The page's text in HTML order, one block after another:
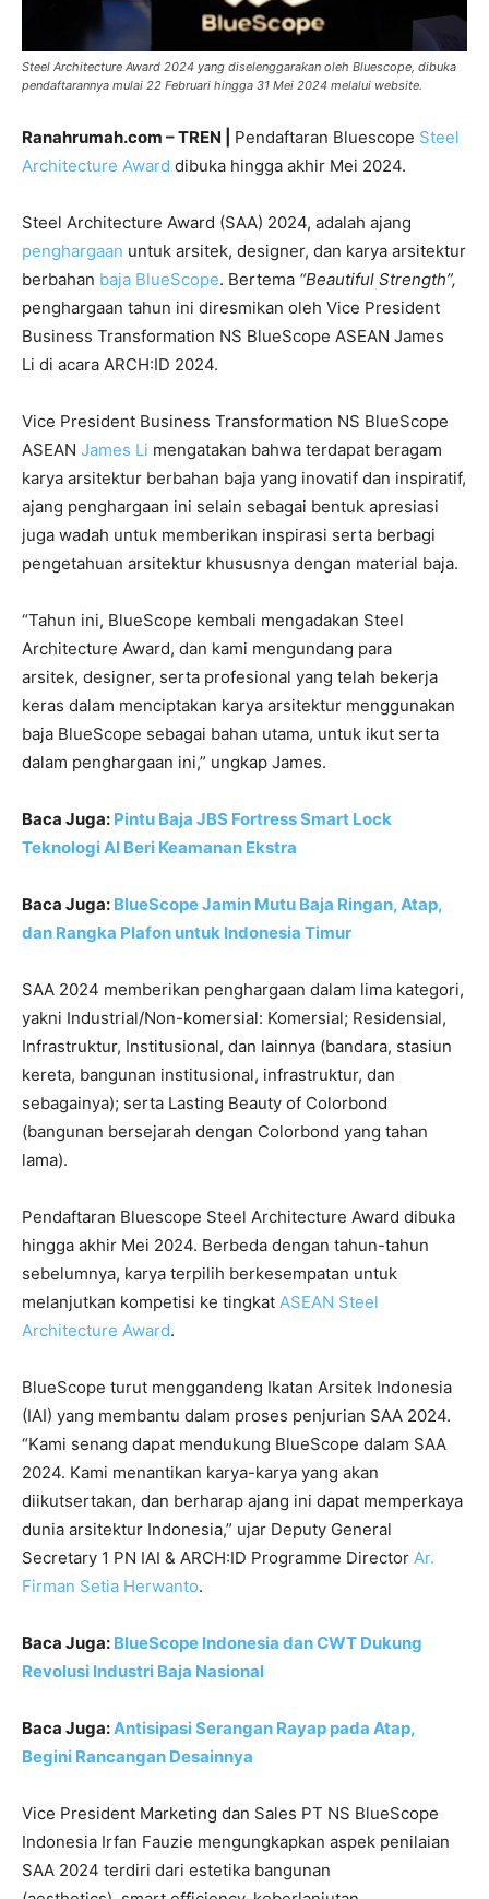
Steel Architecture Award 2024 yang diselenggarakan oleh Bluescope, dibuka
pendaftarannya mulai 22 Februari hingga 31 Mei 2024 melalui website.
Ranahrumah.com – TREN | Pendaftaran Bluescope Steel
Architecture Award dibuka hingga akhir Mei 2024.
Steel Architecture Award (SAA) 2024, adalah ajang
penghargaan untuk arsitek, designer, dan karya arsitektur
berbahan baja BlueScope. Bertema “Beautiful Strength”,
penghargaan tahun ini diresmikan oleh Vice President
Business Transformation NS BlueScope ASEAN James
Li di acara ARCH:ID 2024.
Vice President Business Transformation NS BlueScope
ASEAN James Li mengatakan bahwa terdapat beragam
karya arsitektur berbahan baja yang inovatif dan inspiratif,
ajang penghargaan ini selain sebagai bentuk apresiasi
juga wadah untuk memberikan inspirasi serta berbagi
pengetahuan arsitektur khususnya dengan material baja.
“Tahun ini, BlueScope kembali mengadakan Steel
Architecture Award, dan kami mengundang para
arsitek, designer, serta profesional yang telah bekerja
keras dalam menciptakan karya arsitektur menggunakan
baja BlueScope sebagai bahan utama, untuk ikut serta
dalam penghargaan ini,” ungkap James.
Baca Juga: Pintu Baja JBS Fortress Smart Lock
Teknologi AI Beri Keamanan Ekstra
Baca Juga: BlueScope Jamin Mutu Baja Ringan, Atap,
dan Rangka Plafon untuk Indonesia Timur
SAA 2024 memberikan penghargaan dalam lima kategori,
yakni Industrial/Non-komersial: Komersial; Residensial,
Infrastruktur, Institusional, dan lainnya (bandara, stasiun
kereta, bangunan institusional, infrastruktur, dan
sebagainya); serta Lasting Beauty of Colorbond
(bangunan bersejarah dengan Colorbond yang tahan
lama).
Pendaftaran Bluescope Steel Architecture Award dibuka
hingga akhir Mei 2024. Berbeda dengan tahun-tahun
sebelumnya, karya terpilih berkesempatan untuk
melanjutkan kompetisi ke tingkat ASEAN Steel
Architecture Award.
BlueScope turut menggandeng Ikatan Arsitek Indonesia
(IAI) yang membantu dalam proses penjurian SAA 2024.
“Kami senang dapat mendukung BlueScope dalam SAA
2024. Kami menantikan karya-karya yang akan
diikutsertakan, dan berharap ajang ini dapat memperkaya
dunia arsitektur Indonesia,” ujar Deputy General
Secretary 1 PN IAI & ARCH:ID Programme Director Ar.
Firman Setia Herwanto.
Baca Juga: BlueScope Indonesia dan CWT Dukung
Revolusi Industri Baja Nasional
Baca Juga:Antisipasi Serangan Rayap pada Atap,
Begini Rancangan Desainnya
Vice President Marketing dan Sales PT NS BlueScope
Indonesia Irfan Fauzie mengungkapkan aspek penilaian
SAA 2024 terdiri dari estetika bangunan